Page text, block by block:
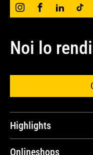
Noi lo
Highlights
Onlineshops